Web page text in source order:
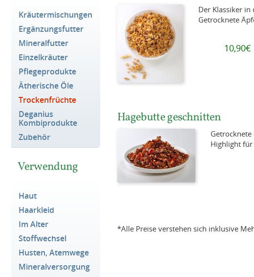
Kräutermischungen
Ergänzungsfutter
Mineralfutter
Einzelkräuter
Pflegeprodukte
Ätherische Öle
Trockenfrüchte
Deganius
Kombiprodukte
Zubehör
Verwendung
Haut
Haarkleid
Im Alter
Stoffwechsel
Husten, Atemwege
Mineralversorgung
Der Klassiker
Getrocknete
10,90€
Hagebutte geschnitten
Getrocknete
Highlight für
*Alle Preise verstehen sich inklusive